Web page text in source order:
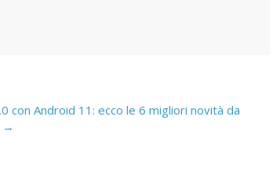
con Android 11: ecco le 6 migliori novità da
→